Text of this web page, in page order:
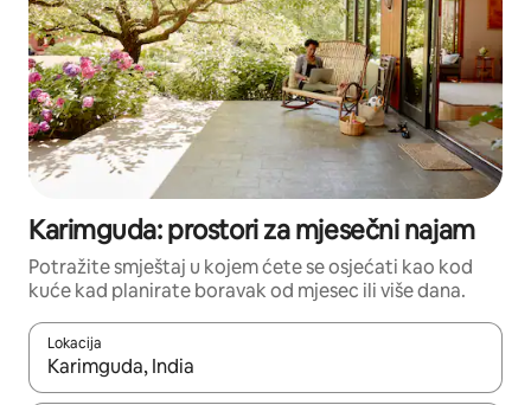
Karimguda: prostori za mjesečni najam
Potražite smještaj u kojem ćete se osjećati kao kod
kuće kad planirate boravak od mjesec ili više dana.
Lokacija
Kada budu dostupni rezultati, moći ćete ih pregledati